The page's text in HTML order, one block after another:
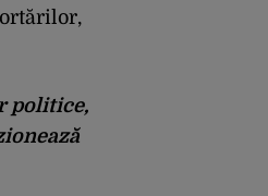
politice,